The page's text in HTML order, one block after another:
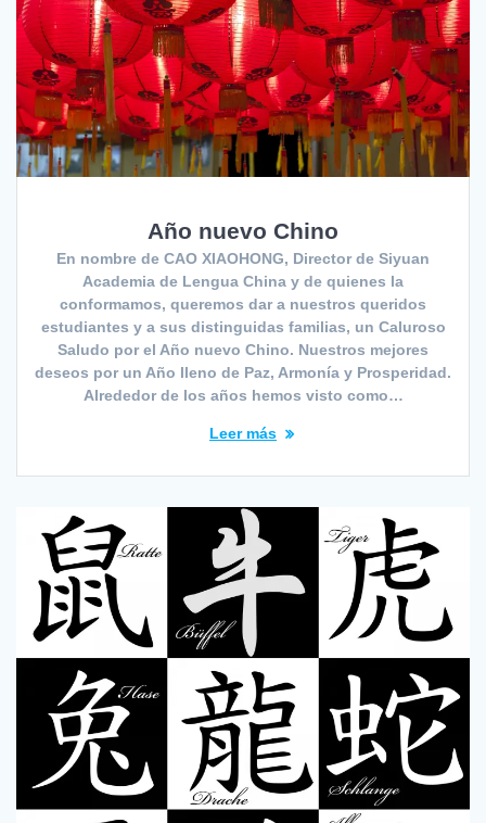
Año nuevo Chino
En nombre de CAO XIAOHONG, Director de Siyuan
Academia de Lengua China y de quienes la
conformamos, queremos dar a nuestros queridos
estudiantes y a sus distinguidas familias, un Caluroso
Saludo por el Año nuevo Chino. Nuestros mejores
deseos por un Año lleno de Paz, Armonía y Prosperidad.
Alrededor de los años hemos visto como…
Leer más